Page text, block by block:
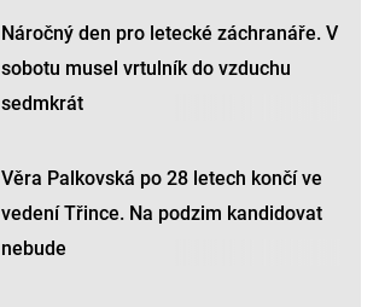
Náročný den pro letecké záchranáře. V
sobotu musel vrtulník do vzduchu
sedmkrát
Věra Palkovská po 28 letech končí ve
vedení Třince. Na podzim kandidovat
nebude